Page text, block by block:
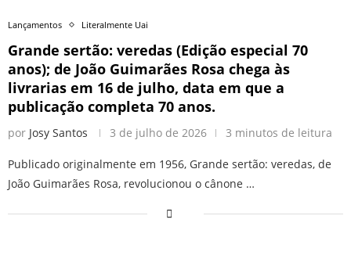
Lançamentos Literalmente Uai
Grande sertão: veredas (Edição especial 70
anos); de João Guimarães Rosa chega às
livrarias em 16 de julho, data em que a
publicação completa 70 anos.
por Josy Santos 3 de julho de 2026 3 minutos de leitura
Publicado originalmente em 1956, Grande sertão: veredas, de
João Guimarães Rosa, revolucionou o cânone …